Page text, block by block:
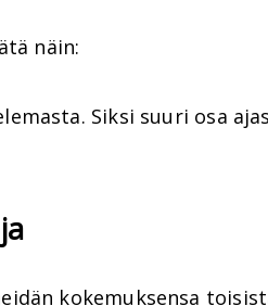
näin:
Siksi suuri osa
kokemuksensa